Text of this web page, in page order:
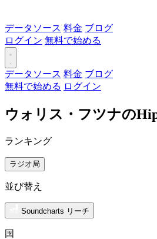
データソース 料金 ブログ
ログイン 無料で始める
データソース 料金 ブログ
無料で始める ログイン
ウォリス・フツナの
ランキング
ラジオ局
並び替え
Soundcharts リーチ
国